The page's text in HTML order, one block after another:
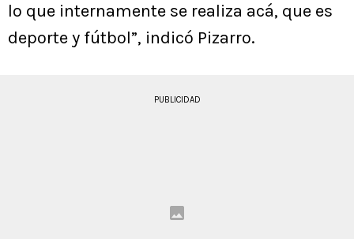
lo que internamente se realiza acá, que es
deporte y fútbol”, indicó Pizarro.
PUBLICIDAD